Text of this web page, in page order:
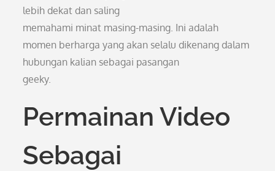
lebih dekat dan saling
memahami minat masing-masing. Ini adalah
momen berharga yang akan selalu dikenang dalam
hubungan kalian sebagai pasangan
geeky.
Permainan Video
Sebagai